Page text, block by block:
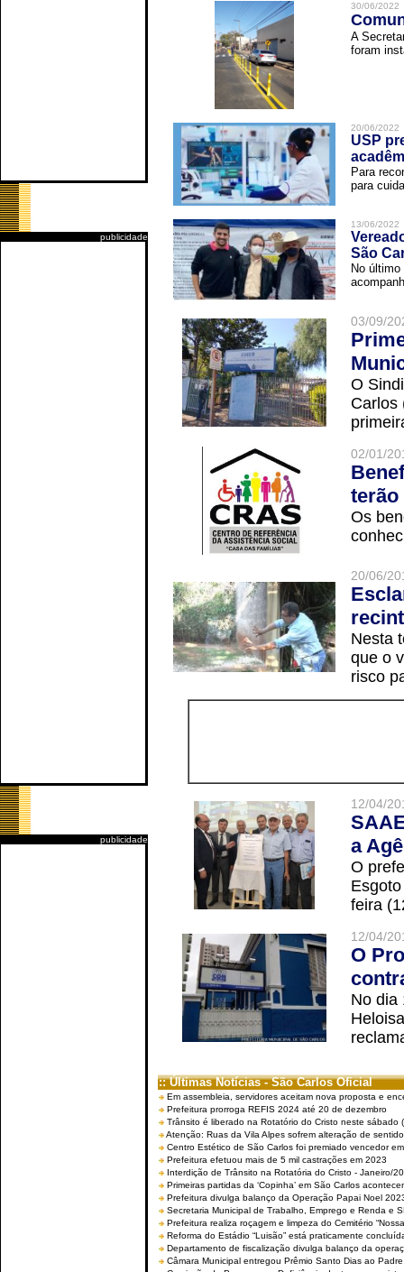
publicidade
publicidade
30/06/2022
A
foram
20/06/2022
USP
Para
para
13/06/2022
São
No
03/09/
O
Carlos
02/01/
terão
Os
20/06/
Nesta
que o
risco
12/04/
a
O
feira
12/04/
O
No dia
:: Últimas Notícias - São Carlos Oficial
Em assembleia, servidores aceitam nova proposta e
Prefeitura prorroga REFIS 2024 até 20 de dezembro
Trânsito é liberado na Rotatório do Cristo neste sábado
Atenção: Ruas da Vila Alpes sofrem alteração de
Centro Estético de São Carlos foi premiado vencedor
Prefeitura efetuou mais de 5 mil castrações em 2023
Interdição de Trânsito na Rotatória do Cristo - Janeiro/
Primeiras partidas da ‘Copinha’ em São Carlos
Prefeitura divulga balanço da Operação Papai Noel
Secretaria Municipal de Trabalho, Emprego e Renda e
Prefeitura realiza roçagem e limpeza do Cemitério
Reforma do Estádio “Luisão” está praticamente
Departamento de fiscalização divulga balanço da
Câmara Municipal entregou Prêmio Santo Dias ao